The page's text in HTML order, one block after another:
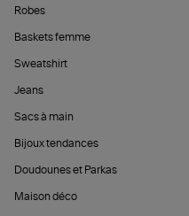
Robes
Baskets femme
Sweatshirt
Jeans
Sacs à main
Bijoux tendances
Doudounes et Parkas
Maison déco